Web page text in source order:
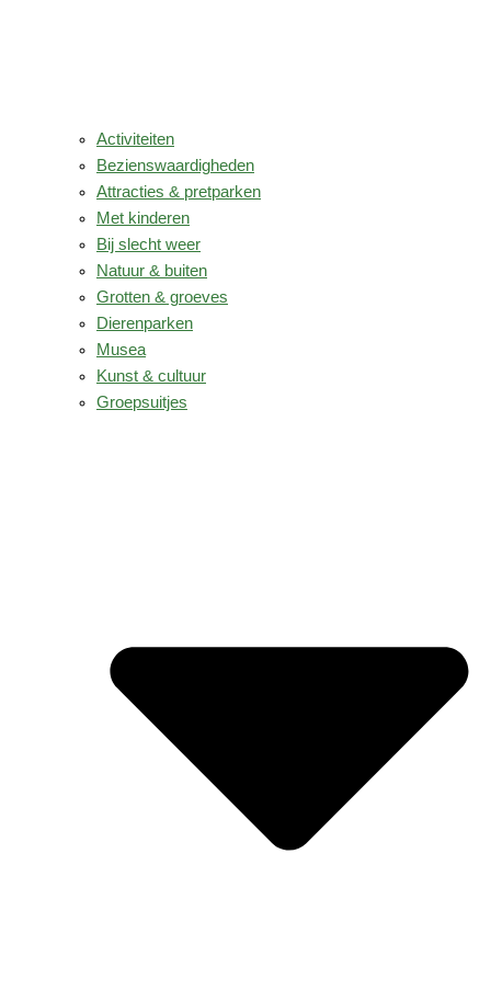
Activiteiten
Bezienswaardigheden
Attracties & pretparken
Met kinderen
Bij slecht weer
Natuur & buiten
Grotten & groeves
Dierenparken
Musea
Kunst & cultuur
Groepsuitjes